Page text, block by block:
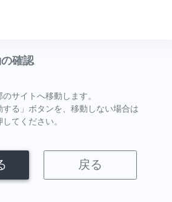
確認
サイトへ移動します。
る」ボタンを、移動しない場合は
てください。
戻る